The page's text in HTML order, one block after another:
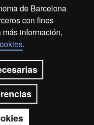
de Barcelona
con fines
información,
.
bachillerato UE,
no UE) y para alumnos
UE,universitarios no
de